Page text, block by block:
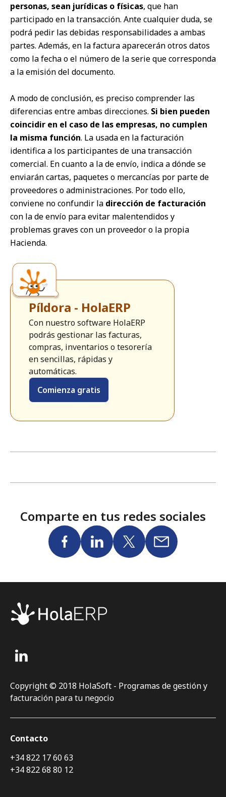
personas, sean jurídicas o físicas, que han
participado en la transacción. Ante cualquier duda, se
podrá pedir las debidas responsabilidades a ambas
partes. Además, en lafacturaaparecerán otros datos
como la fecha o el número de la serie que corresponda
a la emisión del documento.
A modo de conclusión, es preciso comprender las
diferencias entre ambas direcciones. Si bien pueden
coincidir en el caso de las empresas, no cumplen
la misma función. La usada en la facturación
identifica a los participantes de una transacción
comercial. En cuanto a la de envío, indica a dónde se
enviarán cartas, paquetes o mercancías por parte de
proveedores o administraciones. Por todo ello,
conviene no confundir la dirección de facturación
con la de envío para evitar malentendidos y
problemas graves con un proveedor o la propia
Hacienda.
Píldora - HolaERP
Con nuestro software HolaERP
podrás gestionar las facturas,
compras, inventarios o tesorería
en sencillas, rápidas y
automáticas.
Comienza gratis
Comparte en tus redes sociales
Copyright © 2018 HolaSoft - Programas de gestión y
facturación para tu negocio
Contacto
+34 822 17 60 63
+34 822 68 80 12